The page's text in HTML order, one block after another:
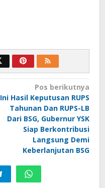
Pos berikutnya
Ini Hasil Keputusan RUPS
Tahunan Dan RUPS-LB
Dari BSG, Gubernur YSK
Siap Berkontribusi
Langsung Demi
Keberlanjutan BSG